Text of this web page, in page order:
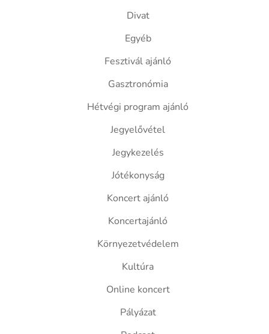
Divat
Egyéb
Fesztivál ajánló
Gasztronómia
Hétvégi program ajánló
Jegyelővétel
Jegykezelés
Jótékonyság
Koncert ajánló
Koncertajánló
Környezetvédelem
Kultúra
Online koncert
Pályázat